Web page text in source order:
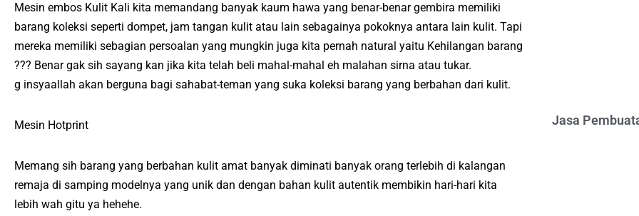
Mesin embos Kulit Kali kita memandang banyak kaum hawa yang benar-benar gembira memiliki
barang koleksi seperti dompet, jam tangan kulit atau lain sebagainya pokoknya antara lain kulit. Tapi
mereka memiliki sebagian persoalan yang mungkin juga kita pernah natural yaitu Kehilangan barang
??? Benar gak sih sayang kan jika kita telah beli mahal-mahal eh malahan sirna atau tukar.
g insyaallah akan berguna bagi sahabat-teman yang suka koleksi barang yang berbahan dari kulit.
Mesin Hotprint
Memang sih barang yang berbahan kulit amat banyak diminati banyak orang terlebih di kalangan
remaja di samping modelnya yang unik dan dengan bahan kulit autentik membikin hari-hari kita
lebih wah gitu ya hehehe.
Jasa